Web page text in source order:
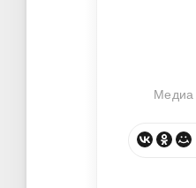
Медиа